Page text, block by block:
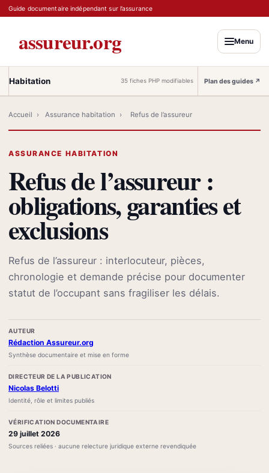
Guide documentaire indépendant sur l’assurance
assureur.org Menu
Habitation 35 fiches PHP modifiables Plan des guides ↗
Accueil › Assurance habitation › Refus de l’assureur
ASSURANCE HABITATION
Refus de l’assureur :
obligations, garanties et
exclusions
Refus de l’assureur : interlocuteur, pièces,
chronologie et demande précise pour documenter
statut de l’occupant sans fragiliser les délais.
AUTEUR
Rédaction Assureur.org
Synthèse documentaire et mise en forme
DIRECTEUR DE LA PUBLICATION
Nicolas Belotti
Identité, rôle et limites publiés
VÉRIFICATION DOCUMENTAIRE
29 juillet 2026
Sources reliées · aucune relecture juridique externe revendiquée